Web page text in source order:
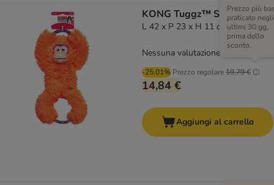
KONG Tuggz™ Scimmia
L 42 x P 23 x H 11 cm
-25.01% Prezzo regolare19,79 €
Prezzo più
praticato negli
ultimi 30 gg,
prima dello
sconto.
14,84 €
Nessuna valutazione
Aggiungi al carrello